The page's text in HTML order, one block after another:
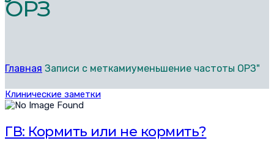
ОРЗ
Главная Записи с меткамиуменьшение частоты ОРЗ"
Клинические заметки
ГВ: Кормить или не кормить?